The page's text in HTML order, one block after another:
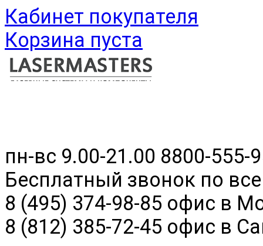
Кабинет покупателя
Корзина пуста
пн-вс 9.00-21.00 8800-555-
Бесплатный звонок по
8 (495) 374-98-85 офис в
8 (812) 385-72-45 офис в